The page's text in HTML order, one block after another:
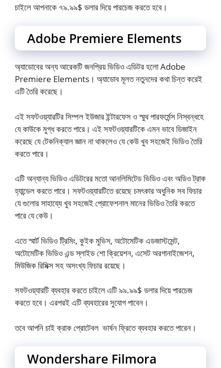
চাইলে আপনাকে ৭৯.৯৯$ ডলার দিয়ে পারচেজ করতে হবে।
Adobe Premiere Elements
অ্যাডোবের অন্য আরেকটি জনপ্রিয় ভিডিও এডিটর হলো Adobe
Premiere Elements। অ্যাডোব মূলত নতুনদের কথা চিন্ত করেই
এটি তৈরি করেছে।
এই সফটওয়্যারটির সিম্পল ইউজার ইন্টারফেস ও স্মুথ পারফর্মেন্স নিস্বন্ধহে
যে কাউকে মুগ্ধ করতে পারে। এই সফটওয়্যারটিকে এমন ভাবে ডিজাইন
করেছে যে টেকনিক্যাল জ্ঞান না থাকলেও যে কেউ খুব সহজেই ভিডিও তৈরি
করতে পারে।
এটি অন্যান্য ভিডিও এডিটরের মতো আনলিমিটেড ভিডিও এবং অডিও ট্রাক
হ্যান্ডেল করতে পারে। সফটওয়্যারটিতে রয়েছে চমৎকার অধুনিক সব ফিচার
যে গুলোর সাহায্যে খুব সহজেই প্রোফেশনাল মানের ভিডিও তৈরি করতে
পারে যে কেউ।
এতে স্মার্ট ভিডিও ট্রিমিং, কুইক মুভিস, অটোমেটিক এডজাস্টমেন্ট,
অটোমেটিক ভিডিও এন্ড স্লাইড শো ক্রিয়েশন, এসেট অরগানাইজেশন,
মিউজিক রিমিক্স সহ অসংখ্য ফিচার রয়েছে।
সফটওয়্যারটি ব্যবহার করতে চাইলে এটি ৯৯.৯৯$ ডলার দিয়ে পারচেজ
করতে হবে। এরপরই এটি ব্যবহারের সুযোগ পাবেন।
তবে আপনি চাই ক্রাক প্রোটেবল ভার্ষন ফ্রিতে ব্যবহার করতে পারেন।
Wondershare Filmora